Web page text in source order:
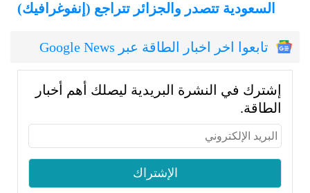
السعودية تتصدر والجزائر تتراجع (إنفوغرافيك)
تابعوا اخر اخبار الطاقة عبر Google News
إشترك في النشرة البريدية ليصلك أهم أخبار
الطاقة.